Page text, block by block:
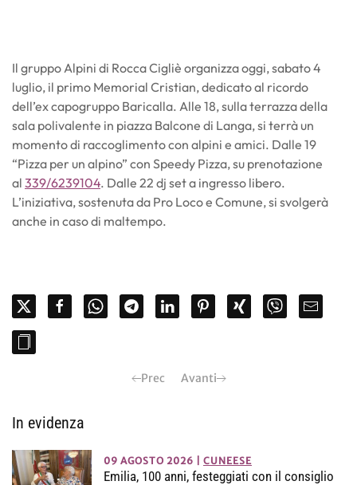
Il gruppo Alpini di Rocca Cigliè organizza oggi, sabato 4
luglio, il primo Memorial Cristian, dedicato al ricordo
dell’ex capogruppo Baricalla. Alle 18, sulla terrazza della
sala polivalente in piazza Balcone di Langa, si terrà un
momento di raccoglimento con alpini e amici. Dalle 19
“Pizza per un alpino” con Speedy Pizza, su prenotazione
al 339/6239104. Dalle 22 dj set a ingresso libero.
L’iniziativa, sostenuta da Pro Loco e Comune, si svolgerà
anche in caso di maltempo.
Prec Avanti
In evidenza
09 AGOSTO 2026 CUNEESE
Emilia, 100 anni, festeggiati con il consiglio